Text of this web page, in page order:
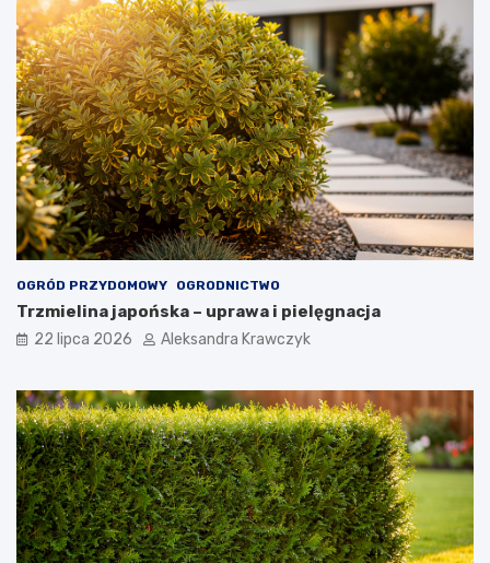
OGRÓD PRZYDOMOWY OGRODNICTWO
Trzmielina japońska – uprawa i pielęgnacja
22 lipca 2026 Aleksandra Krawczyk